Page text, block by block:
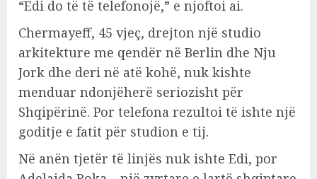
“Edi do të të telefonojë,” e njoftoi ai.
Chermayeff, 45 vjeç, drejton një studio
arkitekture me qendër në Berlin dhe Nju
Jork dhe deri në atë kohë, nuk kishte
menduar ndonjëherë seriozisht për
Shqipërinë. Por telefona rezultoi të ishte një
goditje e fatit për studion e tij.
Në anën tjetër të linjës nuk ishte Edi, por